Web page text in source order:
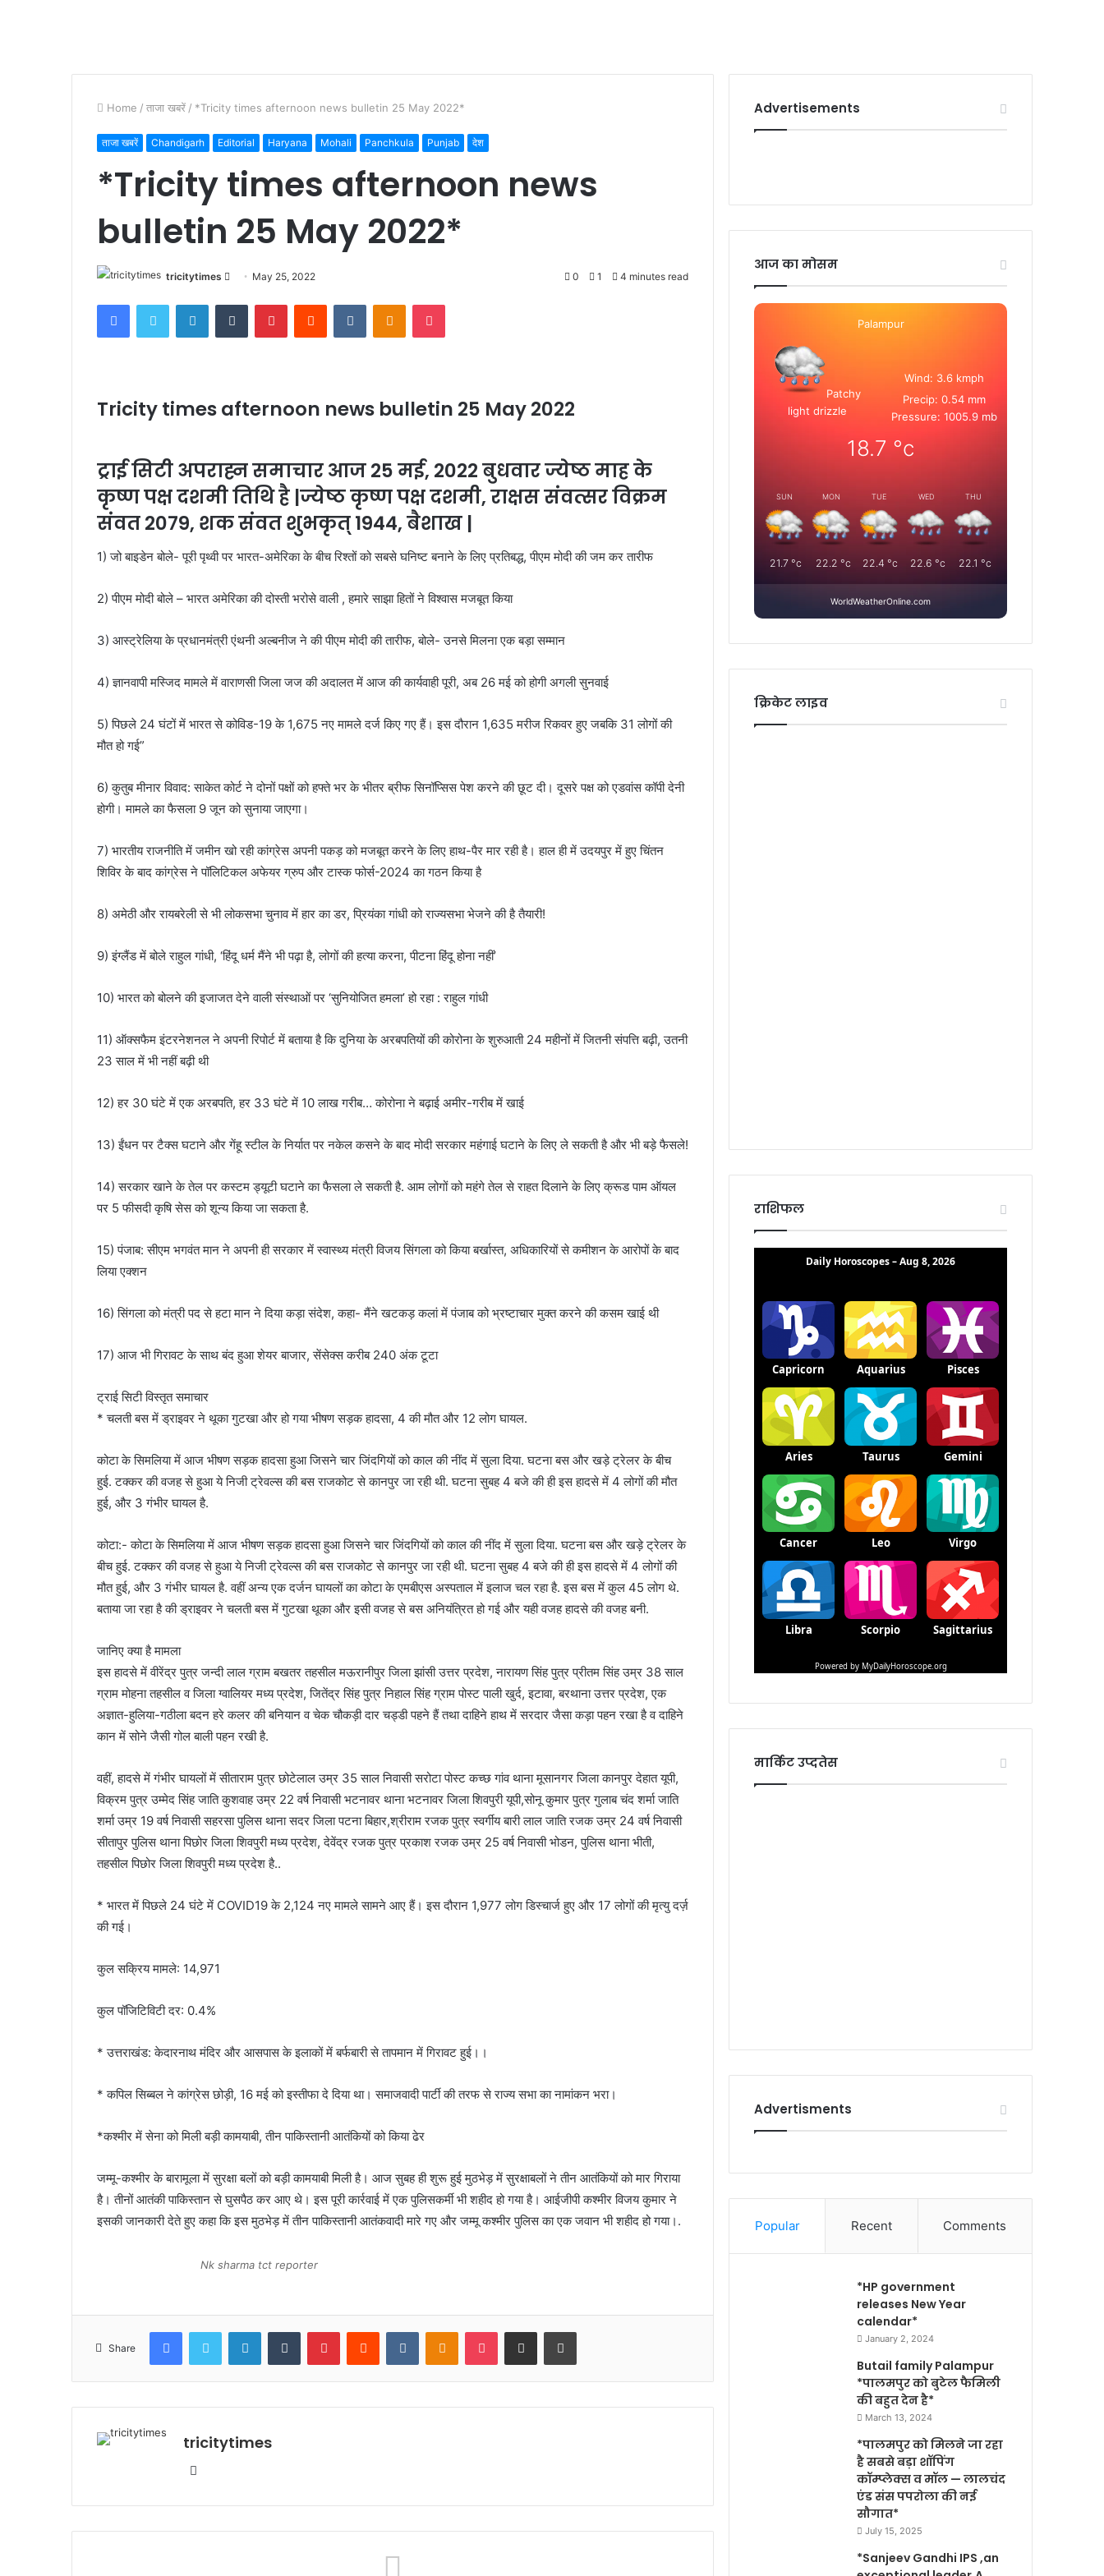
Home / ताजा खबरें / *Tricity times afternoon news bulletin 25 May 2022*
ताजा खबरें Chandigarh Editorial Haryana Mohali Panchkula Punjab देश
*Tricity times afternoon news
bulletin 25 May 2022*
tricitytimes
Send
email
May 25, 2022 0 1 4 minutes read
FacebookTwitter LinkedInTumblr PinterestReddit VKontakteOdnoklassniki
Pocket
Tricity times afternoon news bulletin 25 May 2022
ट्राई सिटी अपराह्न समाचार आज 25 मई, 2022 बुधवार ज्येष्ठ माह के
कृष्ण पक्ष दशमी तिथि है |ज्येष्ठ कृष्ण पक्ष दशमी, राक्षस संवत्सर विक्रम
संवत 2079, शक संवत शुभकृत् 1944, बैशाख |
1) जो बाइडेन बोले- पूरी पृथ्‍वी पर भारत-अमेरिका के बीच रिश्‍तों को सबसे घनिष्‍ट बनाने के लिए प्रतिबद्ध, पीएम मोदी की जम कर तारीफ
2) पीएम मोदी बोले – भारत अमेरिका की दोस्ती भरोसे वाली , हमारे साझा हितों ने विश्वास मजबूत किया
3) आस्ट्रेलिया के प्रधानमंत्री एंथनी अल्बनीज ने की पीएम मोदी की तारीफ, बोले- उनसे मिलना एक बड़ा सम्मान
4) ज्ञानवापी मस्जिद मामले में वाराणसी जिला जज की अदालत में आज की कार्यवाही पूरी, अब 26 मई को होगी अगली सुनवाई
5) पिछले 24 घंटों में भारत से कोविड-19 के 1,675 नए मामले दर्ज किए गए हैं। इस दौरान 1,635 मरीज रिकवर हुए जबकि 31 लोगों की
मौत हो गई”
6) कुतुब मीनार विवाद: साकेत कोर्ट ने दोनों पक्षों को हफ्ते भर के भीतर ब्रीफ सिनॉप्सिस पेश करने की छूट दी। दूसरे पक्ष को एडवांस कॉपी देनी
होगी। मामले का फैसला 9 जून को सुनाया जाएगा।
7) भारतीय राजनीति में जमीन खो रही कांग्रेस अपनी पकड़ को मजबूत करने के लिए हाथ-पैर मार रही है। हाल ही में उदयपुर में हुए चिंतन
शिविर के बाद कांग्रेस ने पॉलिटिकल अफेयर ग्रुप और टास्क फोर्स-2024 का गठन किया है
8) अमेठी और रायबरेली से भी लोकसभा चुनाव में हार का डर, प्रियंका गांधी को राज्यसभा भेजने की है तैयारी!
9) इंग्लैंड में बोले राहुल गांधी, ‘हिंदू धर्म मैंने भी पढ़ा है, लोगों की हत्या करना, पीटना हिंदू होना नहीं’
10) भारत को बोलने की इजाजत देने वाली संस्थाओं पर ‘सुनियोजित हमला’ हो रहा : राहुल गांधी
11) ऑक्सफैम इंटरनेशनल ने अपनी रिपोर्ट में बताया है कि दुनिया के अरबपतियों की कोरोना के शुरुआती 24 महीनों में जितनी संपत्ति बढ़ी, उतनी
23 साल में भी नहीं बढ़ी थी
12) हर 30 घंटे में एक अरबपति, हर 33 घंटे में 10 लाख गरीब… कोरोना ने बढ़ाई अमीर-गरीब में खाई
13) ईंधन पर टैक्स घटाने और गेंहू स्टील के निर्यात पर नकेल कसने के बाद मोदी सरकार महंगाई घटाने के लिए ले सकती है और भी बड़े फैसले!
14) सरकार खाने के तेल पर कस्टम ड्यूटी घटाने का फैसला ले सकती है. आम लोगों को महंगे तेल से राहत दिलाने के लिए क्रूड पाम ऑयल
पर 5 फीसदी कृषि सेस को शून्य किया जा सकता है.
15) पंजाब: सीएम भगवंत मान ने अपनी ही सरकार में स्‍वास्‍थ्‍य मंत्री विजय सिंगला को किया बर्खास्‍त, अधिकारियों से कमीशन के आरोपों के बाद
लिया एक्‍शन
16) सिंगला को मंत्री पद से हटा मान ने दिया कड़ा संदेश, कहा- मैंने खटकड़ कलां में पंजाब को भ्रष्टाचार मुक्त करने की कसम खाई थी
17) आज भी गिरावट के साथ बंद हुआ शेयर बाजार, सेंसेक्स करीब 240 अंक टूटा
ट्राई सिटी विस्तृत समाचार
* चलती बस में ड्राइवर ने थूका गुटखा और हो गया भीषण सड़क हादसा, 4 की मौत और 12 लोग घायल.
कोटा के सिमलिया में आज भीषण सड़क हादसा हुआ जिसने चार जिंदगियों को काल की नींद में सुला दिया. घटना बस और खड़े ट्रेलर के बीच
हुई. टक्कर की वजह से हुआ ये निजी ट्रेवल्स की बस राजकोट से कानपुर जा रही थी. घटना सुबह 4 बजे की ही इस हादसे में 4 लोगों की मौत
हुई, और 3 गंभीर घायल है.
कोटा:- कोटा के सिमलिया में आज भीषण सड़क हादसा हुआ जिसने चार जिंदगियों को काल की नींद में सुला दिया. घटना बस और खड़े ट्रेलर के
बीच हुई. टक्कर की वजह से हुआ ये निजी ट्रेवल्स की बस राजकोट से कानपुर जा रही थी. घटना सुबह 4 बजे की ही इस हादसे में 4 लोगों की
मौत हुई, और 3 गंभीर घायल है. वहीं अन्य एक दर्जन घायलों का कोटा के एमबीएस अस्पताल में इलाज चल रहा है. इस बस में कुल 45 लोग थे.
बताया जा रहा है की ड्राइवर ने चलती बस में गुटखा थूका और इसी वजह से बस अनियंत्रित हो गई और यही वजह हादसे की वजह बनी.
जानिए क्या है मामला
इस हादसे में वीरेंद्र पुत्र जन्दी लाल ग्राम बखतर तहसील मऊरानीपुर जिला झांसी उत्तर प्रदेश, नारायण सिंह पुत्र प्रीतम सिंह उम्र 38 साल
ग्राम मोहना तहसील व जिला ग्वालियर मध्य प्रदेश, जितेंद्र सिंह पुत्र निहाल सिंह ग्राम पोस्ट पाली खुर्द, इटावा, बरथाना उत्तर प्रदेश, एक
अज्ञात-हुलिया-गठीला बदन हरे कलर की बनियान व चेक चौकड़ी दार चड्डी पहने हैं तथा दाहिने हाथ में सरदार जैसा कड़ा पहन रखा है व दाहिने
कान में सोने जैसी गोल बाली पहन रखी है.
वहीं, हादसे में गंभीर घायलों में सीताराम पुत्र छोटेलाल उम्र 35 साल निवासी सरोटा पोस्ट कच्छ गांव थाना मूसानगर जिला कानपुर देहात यूपी,
विक्रम पुत्र उम्मेद सिंह जाति कुशवाह उम्र 22 वर्ष निवासी भटनावर थाना भटनावर जिला शिवपुरी यूपी,सोनू कुमार पुत्र गुलाब चंद शर्मा जाति
शर्मा उम्र 19 वर्ष निवासी सहरसा पुलिस थाना सदर जिला पटना बिहार,श्रीराम रजक पुत्र स्वर्गीय बारी लाल जाति रजक उम्र 24 वर्ष निवासी
सीतापुर पुलिस थाना पिछोर जिला शिवपुरी मध्य प्रदेश, देवेंद्र रजक पुत्र प्रकाश रजक उम्र 25 वर्ष निवासी भोडन, पुलिस थाना भीती,
तहसील पिछोर जिला शिवपुरी मध्य प्रदेश है..
* भारत में पिछले 24 घंटे में COVID19 के 2,124 नए मामले सामने आए हैं। इस दौरान 1,977 लोग डिस्चार्ज हुए और 17 लोगों की मृत्यु दर्ज़
की गई।
कुल सक्रिय मामले: 14,971
कुल पॉजिटिविटी दर: 0.4%
* उत्तराखंड: केदारनाथ मंदिर और आसपास के इलाकों में बर्फबारी से तापमान में गिरावट हुई।।
* कपिल सिब्बल ने कांग्रेस छोड़ी, 16 मई को इस्तीफा दे दिया था। समाजवादी पार्टी की तरफ से राज्य सभा का नामांकन भरा।
*कश्मीर में सेना को मिली बड़ी कामयाबी, तीन पाकिस्तानी आतंकियों को किया ढेर
जम्मू-कश्मीर के बारामूला में सुरक्षा बलों को बड़ी कामयाबी मिली है। आज सुबह ही शुरू हुई मुठभेड़ में सुरक्षाबलों ने तीन आतंकियों को मार गिराया
है। तीनों आतंकी पाकिस्तान से घुसपैठ कर आए थे। इस पूरी कार्रवाई में एक पुलिसकर्मी भी शहीद हो गया है। आईजीपी कश्मीर विजय कुमार ने
इसकी जानकारी देते हुए कहा कि इस मुठभेड़ में तीन पाकिस्तानी आतंकवादी मारे गए और जम्मू कश्मीर पुलिस का एक जवान भी शहीद हो गया।.
Nk sharma tct reporter
Share
FacebookTwitter LinkedInTumblr PinterestReddit VKontakteOdnoklassniki
Pocket Share via Email Print
tricitytimes
Website
Advertisements
आज का मोसम
Palampur
Patchy
light drizzle
Wind: 3.6 kmph
Precip: 0.54 mm
Pressure: 1005.9 mb
18.7 °c
SUN
21.7 °c
MON
22.2 °c
TUE
22.4 °c
WED
22.6 °c
THU
22.1 °c
WorldWeatherOnline.com
क्रिकेट लाइव
राशिफल
मार्किट उप्दतेस
Advertisments
Popular Recent Comments
*HP government
releases New Year
calendar*
January 2, 2024
Butail family Palampur
*पालमपुर को बुटेल फैमिली
की बहुत देन है*
March 13, 2024
*पालमपुर को मिलने जा रहा
है सबसे बड़ा शॉपिंग
कॉम्प्लेक्स व मॉल — लालचंद
एंड संस पपरोला की नई
सौगात*
July 15, 2025
*Sanjeev Gandhi IPS ,an